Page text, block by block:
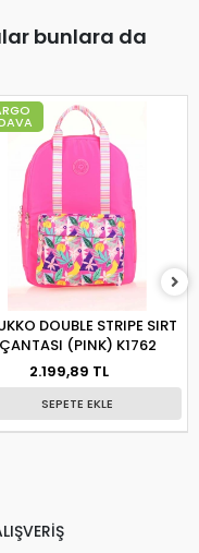
bunlara da
DOUBLE STRIPE SIRT
ÇANTASI (PINK) K1762
2.199,89 TL
SEPETE EKLE